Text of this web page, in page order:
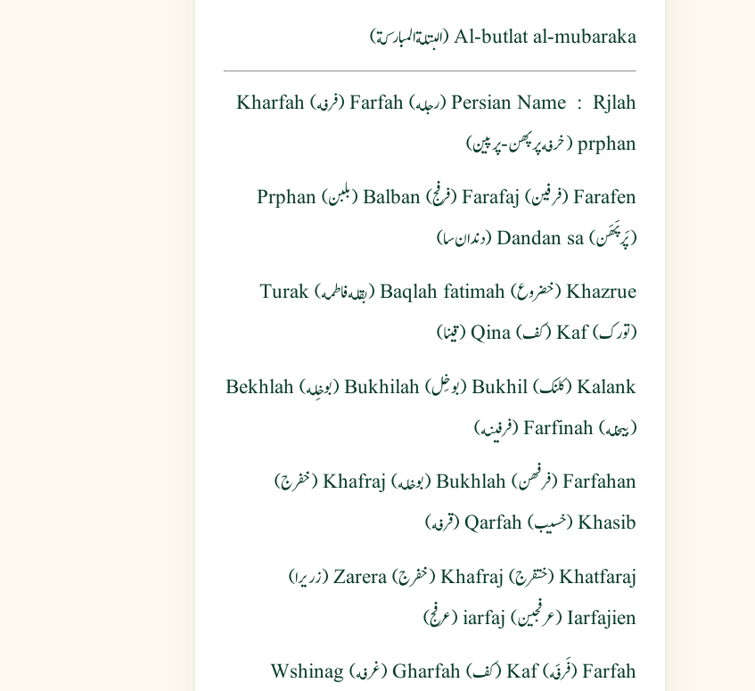
Al-butlat al-mubaraka (البتلة المباركة)
Persian Name
: Rjlah (رجله) Farfah (فرفه) Kharfah
prphan (خرفه پرپهن - پرپین)
Farafen (فرفین) Farafaj (فرفج) Balban (بلبن) Prphan
(پَرپَهَن) Dandan sa (دندان سا)
Khazrue (خضروع) Baqlah fatimah (بقله فاطمه) Turak
(تورک) Kaf (کف) Qina (قینا)
Kalank (کلنک) Bukhil (بوخِل) Bukhilah (بوخِله) Bekhlah
(بیخله) Farfinah (فرفینه)
Farfahan (فرفهن) Bukhlah (بوخله) Khafraj (خفرج)
Khasib (خسیب) Qarfah (قرفه)
Khatfaraj (ختفرج) Khafraj (خفرج) Zarera (زریرا)
Iarfajien (عرفجین) iarfaj (عرفج)
Farfah (فَرفَه) Kaf (کف) Gharfah (غرفه) Wshinag